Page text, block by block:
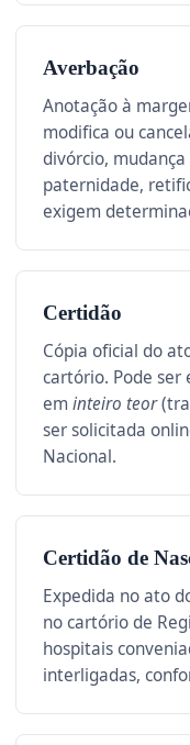
Averbação
Anotação à
modifica ou
divórcio,
paternidade,
exigem
Certidão
Cópia oficial do
cartório. Pode ser
em inteiro teor
ser solicitada
Nacional.
Certidão de
Expedida no ato
no cartório de
hospitais
interligadas,